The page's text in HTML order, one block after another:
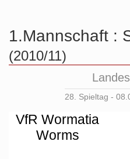
1.Mannschaft :
(2010/11)
28. Spieltag -
VfR Wormatia
Worms